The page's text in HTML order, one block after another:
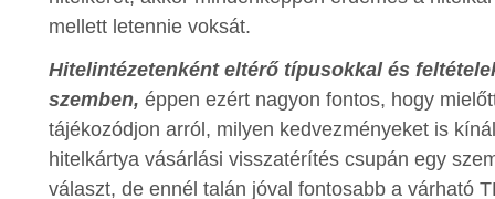
mellett letennie voksát.
Hitelintézetenként eltérő típusokkal és
szemben, éppen ezért nagyon fontos, hogy
tájékozódjon arról, milyen kedvezményeket is
hitelkártya vásárlási visszatérítés csupán egy
választ, de ennél talán jóval fontosabb a várható